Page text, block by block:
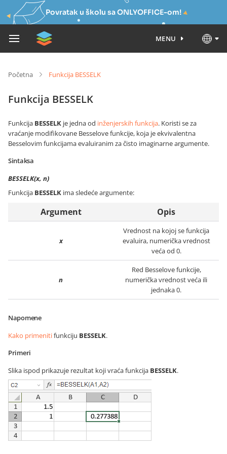
Povratak u školu sa ONLYOFFICE-om!
MENU
Početna Funkcija BESSELK
Funkcija BESSELK
Funkcija BESSELK je jedna od inženjerskih funkcija. Koristi se za
vraćanje modifikovane Besselove funkcije, koja je ekvivalentna
Besselovim funkcijama evaluiranim za čisto imaginarne argumente.
Sintaksa
BESSELK(x, n)
Funkcija BESSELK ima sledeće argumente:
Argument Opis
x
Vrednost na kojoj se funkcija
evaluira, numerička vrednost
veća od 0.
n
Red Besselove funkcije,
numerička vrednost veća ili
jednaka 0.
Napomene
Kako primenitifunkciju BESSELK.
Primeri
Slika ispod prikazuje rezultat koji vraća funkcija BESSELK.